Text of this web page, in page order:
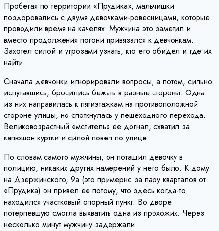
Пробегая по территории «Прудика», мальчишки
поздоровались с двумя девочками-ровесницами, которые
проводили время на качелях. Мужчина это заметил и
вместо продолжения погони привязался к девчонкам.
Захотел силой и угрозами узнать, кто его обидел и где их
найти.
Сначала девчонки игнорировали вопросы, а потом, сильно
испугавшись, бросились бежать в разные стороны. Одна
из них направилась к пятиэтажкам на противоположной
стороне улицы, но споткнулась у пешеходного перехода.
Великовозрастный «мститель» ее догнал, схватил за
капюшон куртки и силой повел по улице.
По словам самого мужчины, он потащил девочку в
полицию, никаких других намерений у него было. К дому
на Дзержинского, 9а (это примерно за пару кварталов от
«Прудика) он привел ее потому, что здесь когда-то
находился участковый опорный пункт. Во дворе
потерпевшую смогла выхватить одна из прохожих. Через
несколько минут мужчину задержали.